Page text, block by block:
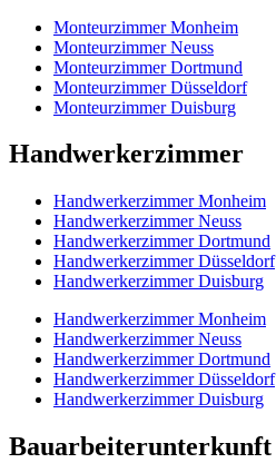
Monteurzimmer Monheim
Monteurzimmer Neuss
Monteurzimmer Dortmund
Monteurzimmer Düsseldorf
Monteurzimmer Duisburg
Handwerkerzimmer
Handwerkerzimmer Monheim
Handwerkerzimmer Neuss
Handwerkerzimmer Dortmund
Handwerkerzimmer Düsseldorf
Handwerkerzimmer Duisburg
Handwerkerzimmer Monheim
Handwerkerzimmer Neuss
Handwerkerzimmer Dortmund
Handwerkerzimmer Düsseldorf
Handwerkerzimmer Duisburg
Bauarbeiterunterkunft